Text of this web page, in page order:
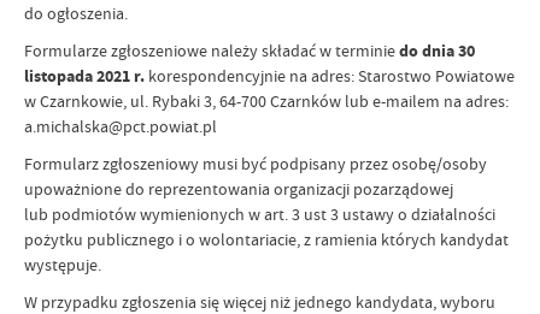
do ogłoszenia.
Formularze zgłoszeniowe należy składać w terminiedo dnia 30
listopada 2021 r. korespondencyjnie na adres: Starostwo Powiatowe
w Czarnkowie, ul. Rybaki 3, 64-700 Czarnków lub e-mailem na adres:
a.michalska@pct.powiat.pl
Formularz zgłoszeniowy musi być podpisany przez osobę/osoby
upoważnione do reprezentowania organizacji pozarządowej
lub podmiotów wymienionych w art. 3 ust 3 ustawy o działalności
pożytku publicznego i o wolontariacie, z ramienia których kandydat
występuje.
W przypadku zgłoszenia się więcej niż jednego kandydata, wyboru